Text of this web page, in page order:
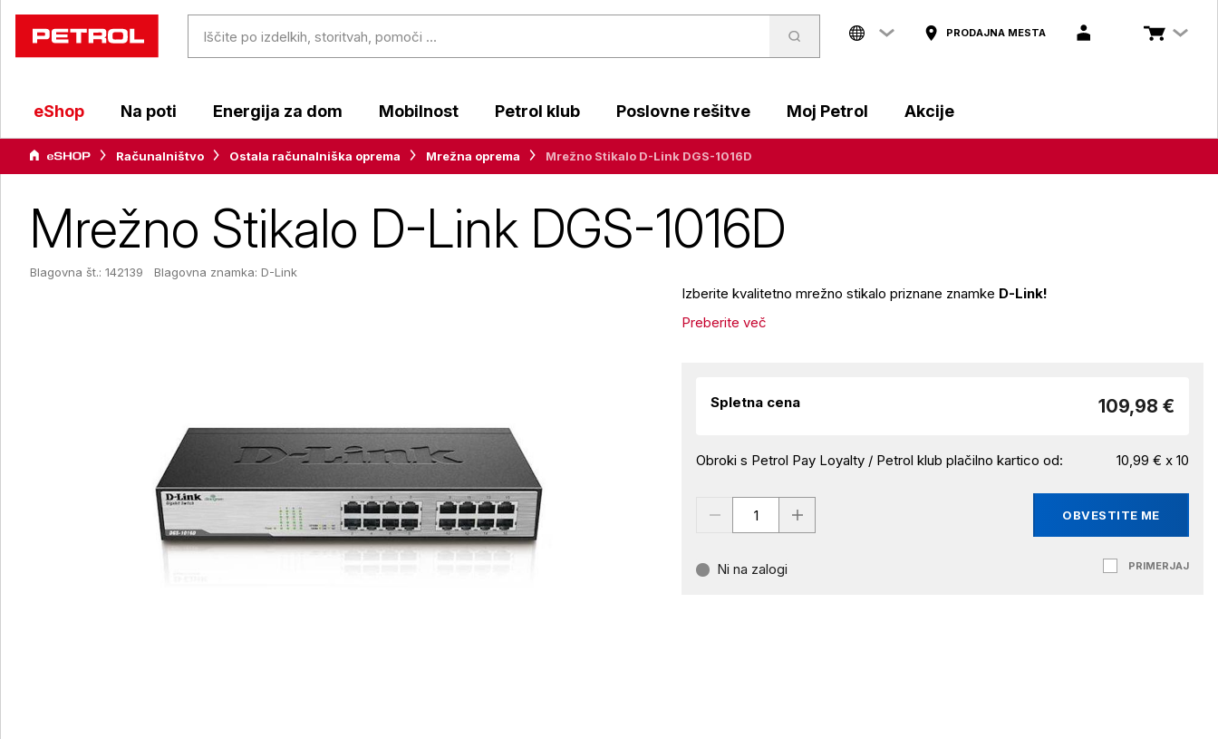
PRODAJNA MESTA
eShop Na poti Energija za dom Mobilnost Petrol klub Poslovne rešitve Moj Petrol Akcije
Računalništvo Ostala računalniška oprema Mrežna oprema Mrežno Stikalo D-Link DGS-1016D
Mrežno Stikalo D-Link DGS-1016D
Blagovna št.: 142139 Blagovna znamka: D-Link
Izberite kvalitetno mrežno stikalo priznane znamke D-Link!
Preberite več
Spletna cena 109,98 €
Obroki s Petrol Pay Loyalty / Petrol klub plačilno kartico od: 10,99 € x 10
OBVESTITE ME
Ni na zalogi PRIMERJAJ